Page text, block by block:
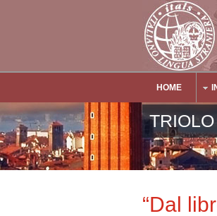
Main Menu
HOME
“Dal